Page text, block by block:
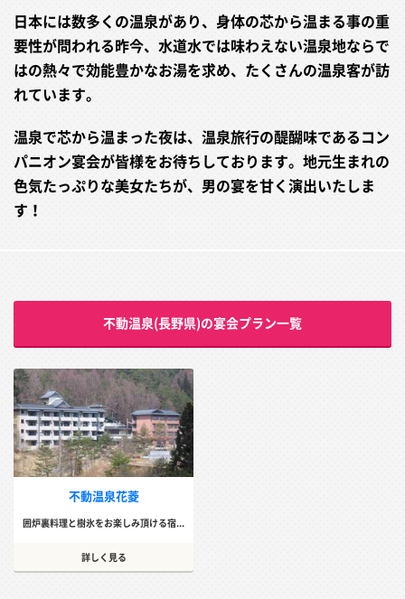
日本には数多くの温泉があり、身体の芯から温まる事の重
要性が問われる昨今、水道水では味わえない温泉地ならで
はの熱々で効能豊かなお湯を求め、たくさんの温泉客が訪
れています。
温泉で芯から温まった夜は、温泉旅行の醍醐味であるコン
パニオン宴会が皆様をお待ちしております。地元生まれの
色気たっぷりな美女たちが、男の宴を甘く演出いたしま
す！
不動温泉(長野県)の宴会プラン一覧
不動温泉花菱
囲炉裏料理と樹氷をお楽しみ頂ける宿...
詳しく見る